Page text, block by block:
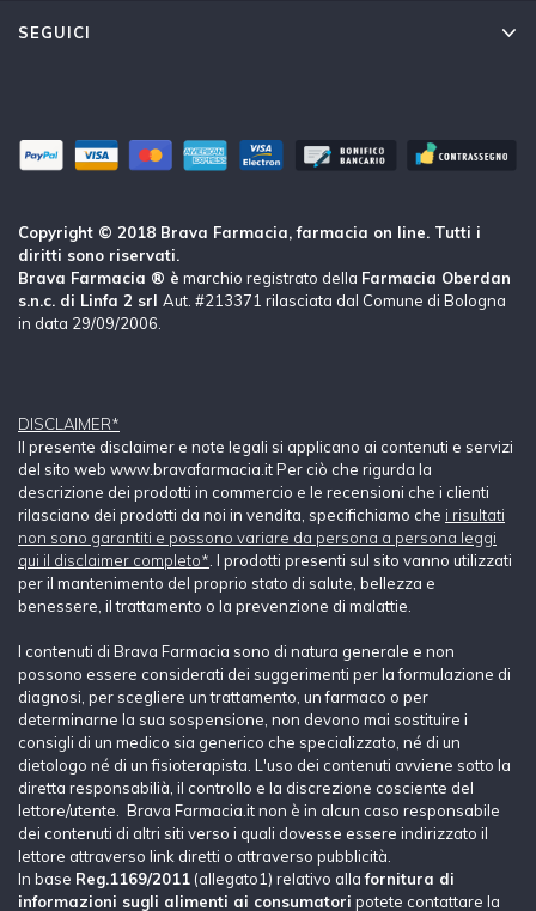
SEGUICI
Copyright © 2018 Brava Farmacia, farmacia on line. Tutti i
diritti sono riservati.
Brava Farmacia ® è marchio registrato della Farmacia Oberdan
s.n.c. di Linfa 2 srl Aut. #213371 rilasciata dal Comune di Bologna
in data 29/09/2006.
DISCLAIMER*
Il presente disclaimer e note legali si applicano ai contenuti e servizi
del sito web www.bravafarmacia.it Per ciò che rigurda la
descrizione dei prodotti in commercio e le recensioni che i clienti
rilasciano dei prodotti da noi in vendita, specifichiamo che i risultati
non sono garantiti e possono variare da persona a persona leggi
qui il disclaimer completo* . I prodotti presenti sul sito vanno utilizzati
per il mantenimento del proprio stato di salute, bellezza e
benessere, il trattamento o la prevenzione di malattie.
I contenuti di Brava Farmacia sono di natura generale e non
possono essere considerati dei suggerimenti per la formulazione di
diagnosi, per scegliere un trattamento, un farmaco o per
determinarne la sua sospensione, non devono mai sostituire i
consigli di un medico sia generico che specializzato, né di un
dietologo né di un fisioterapista. L'uso dei contenuti avviene sotto la
diretta responsabilià, il controllo e la discrezione cosciente del
lettore/utente. Brava Farmacia.it non è in alcun caso responsabile
dei contenuti di altri siti verso i quali dovesse essere indirizzato il
lettore attraverso link diretti o attraverso pubblicità.
In base Reg.1169/2011 (allegato1) relativo allafornitura di
informazioni sugli alimenti ai consumatori potete contattare la